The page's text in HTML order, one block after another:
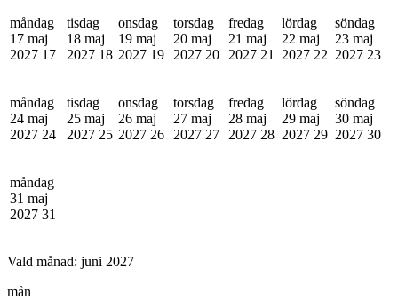
måndag
17 maj
2027 17
tisdag
18 maj
2027 18
onsdag
19 maj
2027 19
torsdag
20 maj
2027 20
fredag
21 maj
2027 21
lördag
22 maj
2027 22
söndag
23 maj
2027 23
måndag
24 maj
2027 24
tisdag
25 maj
2027 25
onsdag
26 maj
2027 26
torsdag
27 maj
2027 27
fredag
28 maj
2027 28
lördag
29 maj
2027 29
söndag
30 maj
2027 30
måndag
31 maj
2027 31
Vald månad: juni 2027
mån